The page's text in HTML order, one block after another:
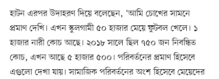
হাটন এরপর উদাহরণ দিয়ে বলেছেন, ‘আমি চোখের সামনে
প্রমাণ দেখি। এখন স্কুলগামী ৫০ হাজার মেয়ে ফুটবল খেলে। ১
হাজার নারী কোচ আছে। ২০১৮ সালে ছিল ৭৫০ জন নিবন্ধিত
কোচ, এখন আছে ৫ হাজার ৫০০। পরিবর্তনের প্রমাণ হিসেবে
এগুলো দেখা যায়। সামাজিক পরিবর্তনের অংশ হিসেবে মেয়েদের